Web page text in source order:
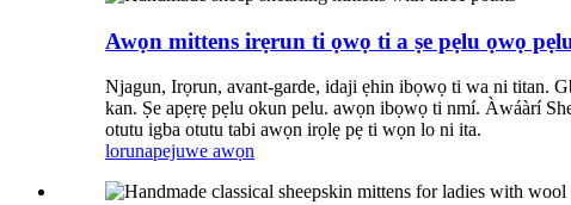
Awọn mittens irẹrun ti ọwọ ti a ṣe pẹlu ọwọ
Njagun, Irọrun, avant-garde, idaji ẹhin ibọwọ ti wa ni titan.
kan. Ṣe apẹrẹ pẹlu okun pelu. awọn ibọwọ ti nmí. Àwáàrí
otutu igba otutu tabi awọn irọlẹ pẹ ti wọn lo ni ita.
lorunapejuwe awọn